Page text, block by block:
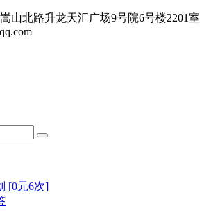
山北路升龙天汇广场9号院6号楼2201室
[0元6次]